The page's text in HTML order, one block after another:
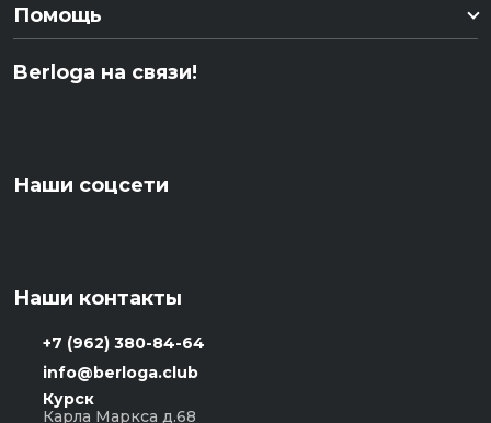
Помощь
Berloga на связи!
Наши соцсети
Наши контакты
+7 (962) 380-84-64
info@berloga.club
Курск
Карла Маркса д.68